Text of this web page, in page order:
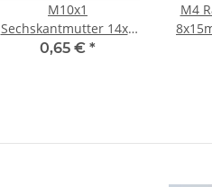
M10x1
Sechskantmutter 14x3
Metall Messing roh
0,65 € *
M4